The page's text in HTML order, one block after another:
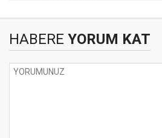
HABERE YORUM KAT